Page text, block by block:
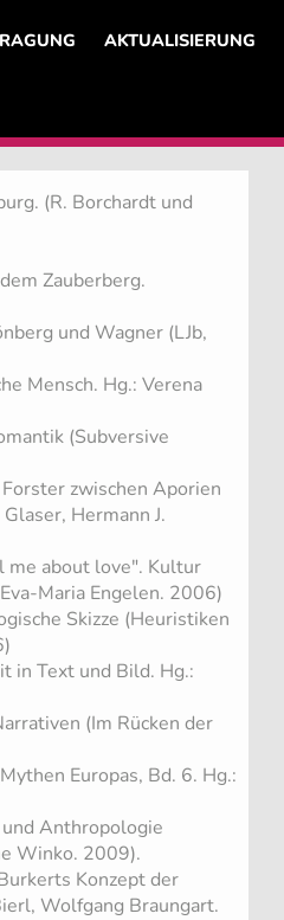
AKTUALISIERUNG
(R. Borchardt und
Zauberberg.
und Wagner (LJb,
Mensch. Hg.: Verena
(Subversive
zwischen Aporien
Hermann J.
me about love". Kultur
Maria Engelen. 2006)
Skizze (Heuristiken
in Text und Bild. Hg.:
(Im Rücken der
Europas, Bd. 6. Hg.:
Anthropologie
Winko. 2009).
Konzept der
Wolfgang Braungart.